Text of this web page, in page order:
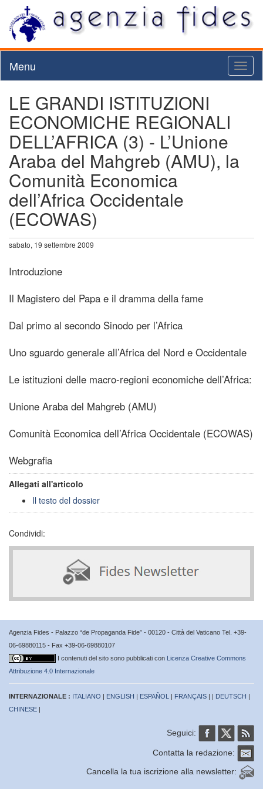
Menu
LE GRANDI ISTITUZIONI
ECONOMICHE REGIONALI
DELL’AFRICA (3) - L’Unione
Araba del Mahgreb (AMU), la
Comunità Economica
dell’Africa Occidentale
(ECOWAS)
sabato, 19 settembre 2009
Introduzione
Il Magistero del Papa e il dramma della fame
Dal primo al secondo Sinodo per l’Africa
Uno sguardo generale all’Africa del Nord e Occidentale
Le istituzioni delle macro-regioni economiche dell’Africa:
Unione Araba del Mahgreb (AMU)
Comunità Economica dell’Africa Occidentale (ECOWAS)
Webgrafia
Allegati all'articolo
Il testo del dossier
Condividi:
Agenzia Fides - Palazzo “de Propaganda Fide” - 00120 - Città del Vaticano Tel. +39-
06-69880115 - Fax +39-06-69880107
I contenuti del sito sono pubblicati con Licenza Creative Commons
Attribuzione 4.0 Internazionale
INTERNAZIONALE : ITALIANO | ENGLISH | ESPAÑOL | FRANÇAIS | | DEUTSCH |
CHINESE |
Seguici:
Contatta la redazione:
Cancella la tua iscrizione alla newsletter: